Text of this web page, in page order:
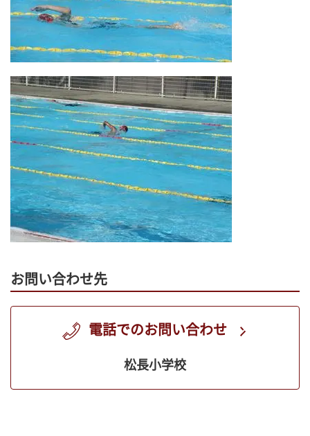
お問い合わせ先
電話でのお問い合わせ
松長小学校